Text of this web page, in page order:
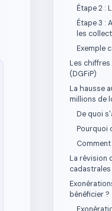
Étape 2 :
Étape 3 :
les
Exemple
Les chiffres
(DGFiP)
La hausse
millions de
De quoi
Pourquoi
La révision
cadastrales
bénéficier ?